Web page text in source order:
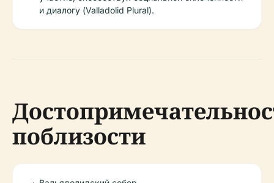
и диалогу (Valladolid Plural).
поблизости